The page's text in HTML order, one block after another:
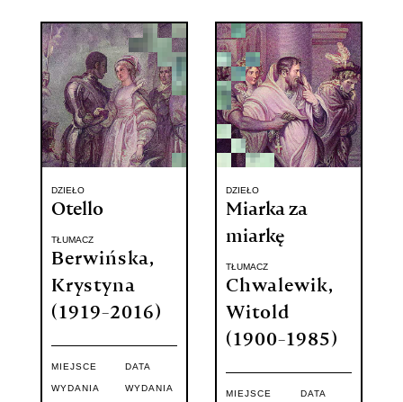
DZIEŁO
Otello
TŁUMACZ
Berwińska,
Krystyna
(1919-2016)
MIEJSCE
WYDANIA
DATA
WYDANIA
DZIEŁO
Miarka za
miarkę
TŁUMACZ
Chwalewik,
Witold
(1900-1985)
MIEJSCE DATA